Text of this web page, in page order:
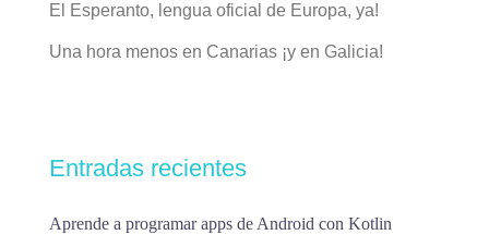
El Esperanto, lengua oficial de Europa, ya!
Una hora menos en Canarias ¡y en Galicia!
Entradas recientes
Aprende a programar apps de Android con Kotlin